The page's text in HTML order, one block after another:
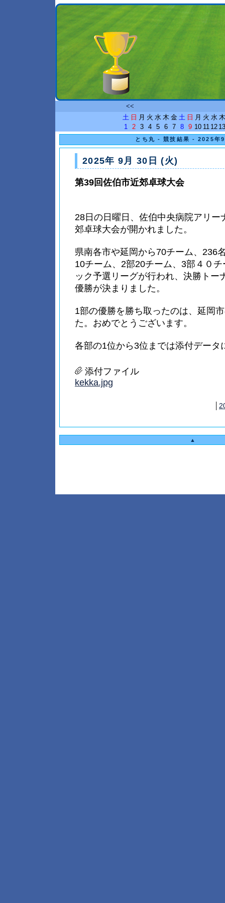
<<
土 日 月 火 水 木 金 土 日 月 火 水 木
1
2 3 4 5 6 7 8 9 10 11 12 13
とち丸 - 競技結果 - 2025年9
2025年 9月 30日 (火)
第39回佐伯市近郊卓球大会
28日の日曜日、佐伯中央病院アリー
郊卓球大会が開かれました。
県南各市や延岡から70チーム、236
10チーム、2部20チーム、3部４０
ック予選リーグが行われ、決勝トー
優勝が決まりました。
1部の優勝を勝ち取ったのは、延岡
た。おめでとうございます。
各部の1位から3位までは添付データ
添付ファイル
kekka.jpg
▲